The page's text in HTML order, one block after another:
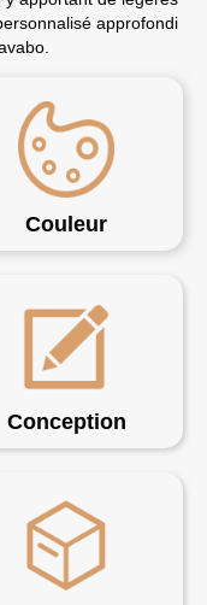
approfondi
Couleur
Conception